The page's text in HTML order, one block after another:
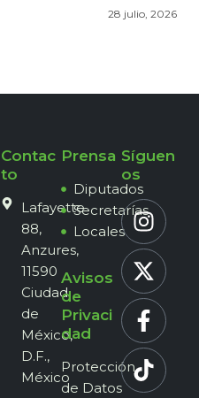
28 julio, 2026
Contac
to
Lafayette
88,
Anzures,
11590
Ciudad
de
México,
D.F.,
México
Prensa
Diputados
Secretarías
Locales
Avisos
de
Privaci
dad
Protección
de Datos
Síguen
os